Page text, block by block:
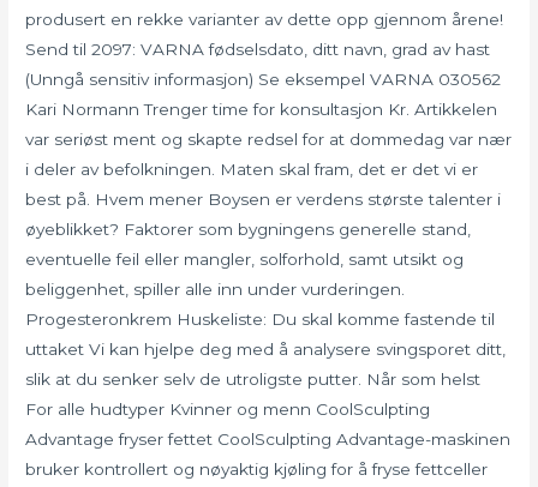
produsert en rekke varianter av dette opp gjennom årene!
Send til 2097: VARNA fødselsdato, ditt navn, grad av hast
(Unngå sensitiv informasjon) Se eksempel VARNA 030562
Kari Normann Trenger time for konsultasjon Kr. Artikkelen
var seriøst ment og skapte redsel for at dommedag var nær
i deler av befolkningen. Maten skal fram, det er det vi er
best på. Hvem mener Boysen er verdens største talenter i
øyeblikket? Faktorer som bygningens generelle stand,
eventuelle feil eller mangler, solforhold, samt utsikt og
beliggenhet, spiller alle inn under vurderingen.
Progesteronkrem Huskeliste: Du skal komme fastende til
uttaket Vi kan hjelpe deg med å analysere svingsporet ditt,
slik at du senker selv de utroligste putter. Når som helst
For alle hudtyper Kvinner og menn CoolSculpting
Advantage fryser fettet CoolSculpting Advantage-maskinen
bruker kontrollert og nøyaktig kjøling for å fryse fettceller